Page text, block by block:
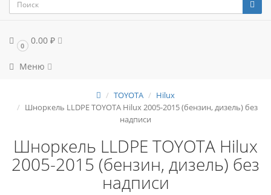
0 0.00 ₽
Меню
TOYOTA
Hilux
Шноркель LLDPE TOYOTA Hilux 2005-2015 (бензин, дизель) без
надписи
Шноркель LLDPE TOYOTA Hilux
2005-2015 (бензин, дизель) без
надписи